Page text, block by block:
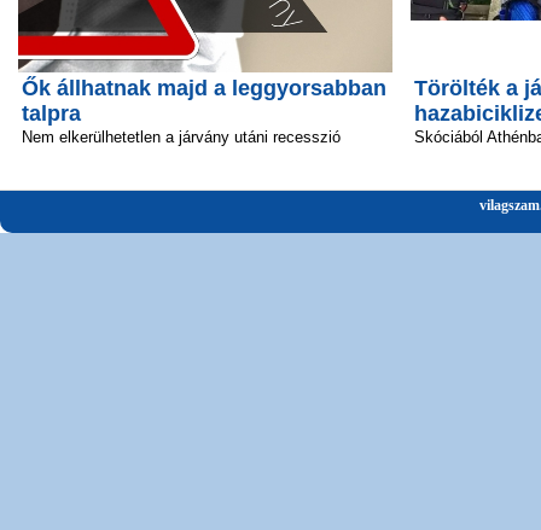
Ők állhatnak majd a leggyorsabban
talpra
Nem elkerülhetetlen a járvány utáni recesszió
Törölték a
Skóciából